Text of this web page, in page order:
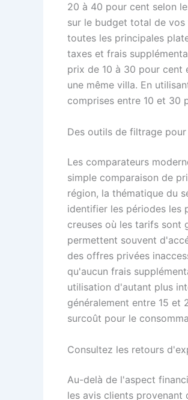
20 à 40 pour cent selon
sur le budget total de vos
toutes les principales
taxes et frais
prix de 10 à 30 pour cent
une même villa. En
comprises entre 10 et 30
Des outils de filtrage
Les comparateurs
simple comparaison de
région, la thématique du
identifier les périodes les
creuses où les tarifs sont
permettent souvent
des offres privées
qu'aucun frais
utilisation d'autant plus
généralement entre 15 et
surcoût pour le
Consultez les retours
Au-delà de l'aspect
les avis clients provenant